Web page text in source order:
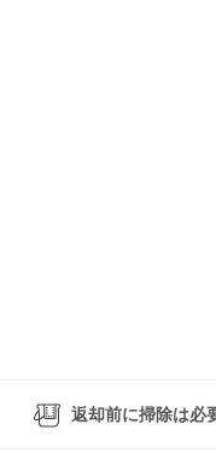
返却前に掃除は必